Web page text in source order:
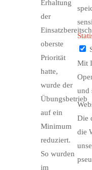
Erhaltung
der
oberste
Priorität
hatte,
wurde der
Übungsbetrieb
auf ein
Minimum
reduziert.
So wurden
im
Mit
und
Die
die